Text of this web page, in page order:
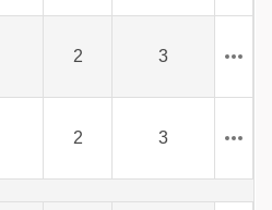
2 3
2 3